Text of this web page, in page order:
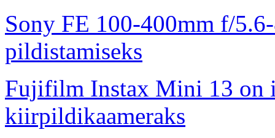
Sony FE 100-400mm f/
pildistamiseks
Fujifilm Instax Mini 13 on
kiirpildikaameraks